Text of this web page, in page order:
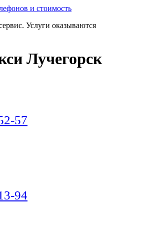
и стоимость
Услуги оказываются
Лучегорск
57
94